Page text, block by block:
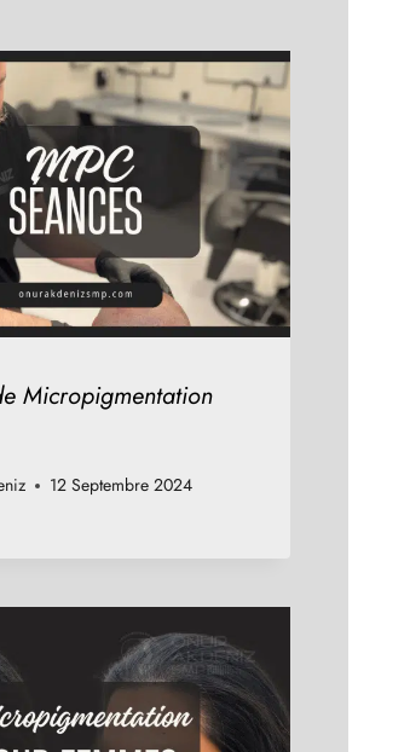
Micropigmentation
12 Septembre 2024